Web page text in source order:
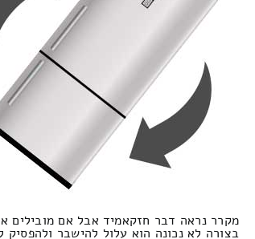
מקרר נראה דבר חזקאמיד אבל אם מובילים
בצורה לא נכונה הוא עלול להישבר ולהפסיק